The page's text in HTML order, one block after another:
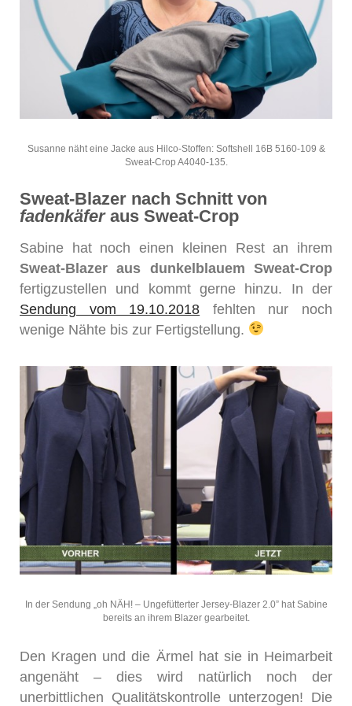
Susanne näht eine Jacke aus Hilco-Stoffen: Softshell 16B 5160-109 &
Sweat-Crop A4040-135.
Sweat-Blazer nach Schnitt von
fadenkäfer aus Sweat-Crop
Sabine hat noch einen kleinen Rest an ihrem
Sweat-Blazer aus dunkelblauem Sweat-Crop
fertigzustellen und kommt gerne hinzu. In der
Sendung vom 19.10.2018 fehlten nur noch
wenige Nähte bis zur Fertigstellung.
In der Sendung „oh NÄH! – Ungefütterter Jersey-Blazer 2.0” hat Sabine
bereits an ihrem Blazer gearbeitet.
Den Kragen und die Ärmel hat sie in Heimarbeit
angenäht – dies wird natürlich noch der
unerbittlichen Qualitätskontrolle unterzogen! Die